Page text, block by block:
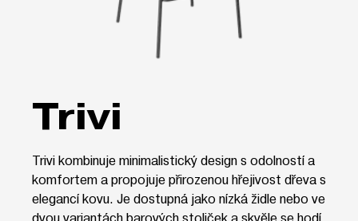
Trivi
Trivi kombinuje minimalistický design s odolností a
komfortem a propojuje přirozenou hřejivost dřeva s
elegancí kovu. Je dostupná jako nízká židle nebo ve
dvou variantách barových stoliček a skvěle se hodí